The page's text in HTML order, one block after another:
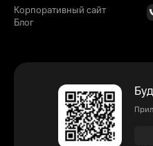
Корпоративный сайт
Блог